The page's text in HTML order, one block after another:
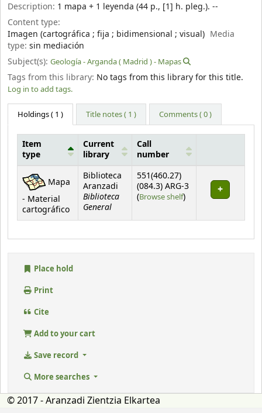
Description: 1 mapa + 1 leyenda (44 p., [1] h. pleg.). --
Content type:
Imagen (cartográfica ; fija ; bidimensional ; visual) Media
type: sin mediación
Subject(s): Geología - Arganda ( Madrid ) - Mapas
Tags from this library: No tags from this library for this title.
Log in to add tags.
Holdings( 1 ) Title notes ( 1 ) Comments ( 0 )
Holdings
Item
type
Current
library
Call
number
Mapa
- Material
cartográfico
Biblioteca
Aranzadi
Biblioteca
General
551(460.27)
(084.3) ARG-3
(Browse shelf(Opens below)
)
Place hold
Print
Cite
Add to your cart
Save record
More searches
© 2017 - Aranzadi Zientzia Elkartea